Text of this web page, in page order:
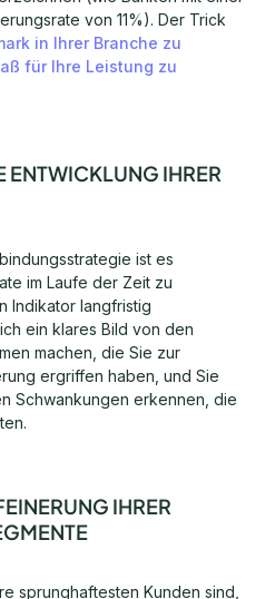
von 11%). Der Trick
in Ihrer Branche zu
für Ihre Leistung zu
ENTWICKLUNG IHRER
ist es
im Laufe der Zeit zu
Indikator langfristig
ein klares Bild von den
machen, die Sie zur
ergriffen haben, und Sie
Schwankungen erkennen, die
IHRER
sprunghaftesten Kunden sind,